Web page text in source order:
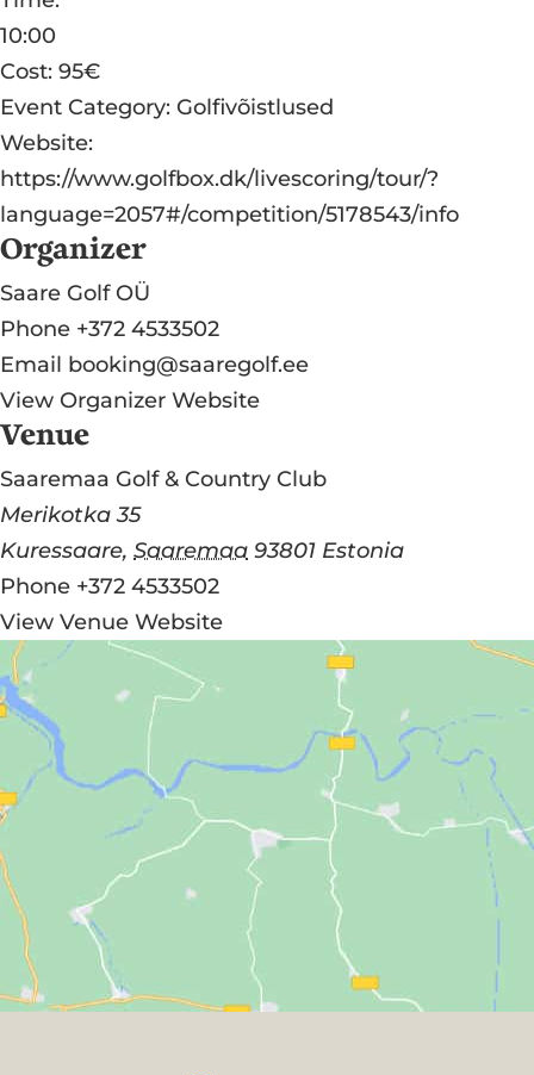
10:00
Cost: 95€
Event Category: Golfivõistlused
Website:
https://www.golfbox.dk/livescoring/tour/?
language=2057#/competition/5178543/info
Organizer
Saare Golf OÜ
Phone +372 4533502
Email booking@saaregolf.ee
View Organizer Website
Venue
Saaremaa Golf & Country Club
Merikotka 35
Kuressaare, Saaremaa 93801 Estonia
Phone +372 4533502
View Venue Website